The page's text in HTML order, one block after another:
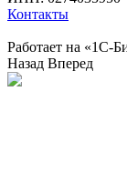
Контакты
Работает на «1С-
Назад Вперед